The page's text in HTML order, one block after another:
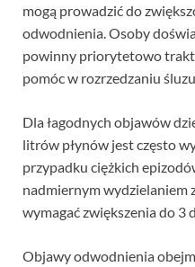
mogą prowadzić do
odwodnienia. Osoby
powinny priorytetowo
pomóc w rozrzedzaniu
Dla łagodnych objawów
litrów płynów jest często
przypadku ciężkich
nadmiernym wydzielaniem
wymagać zwiększenia do 3
Objawy odwodnienia